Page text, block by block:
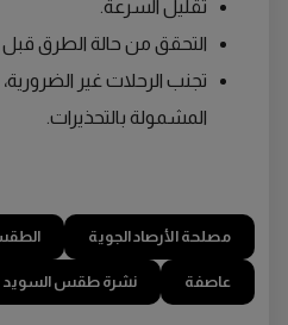
تقليل السرعة.
التحقق من حالة الطرق قبل
تجنب الرحلات غير
المشمولة بالتحذيرات.
مصلحة الأرصاد الجوية
عاصفة نشرة طقس السويد